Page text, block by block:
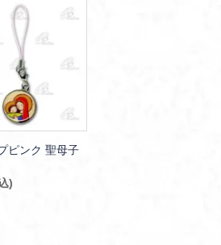
ピンク 聖母子
)